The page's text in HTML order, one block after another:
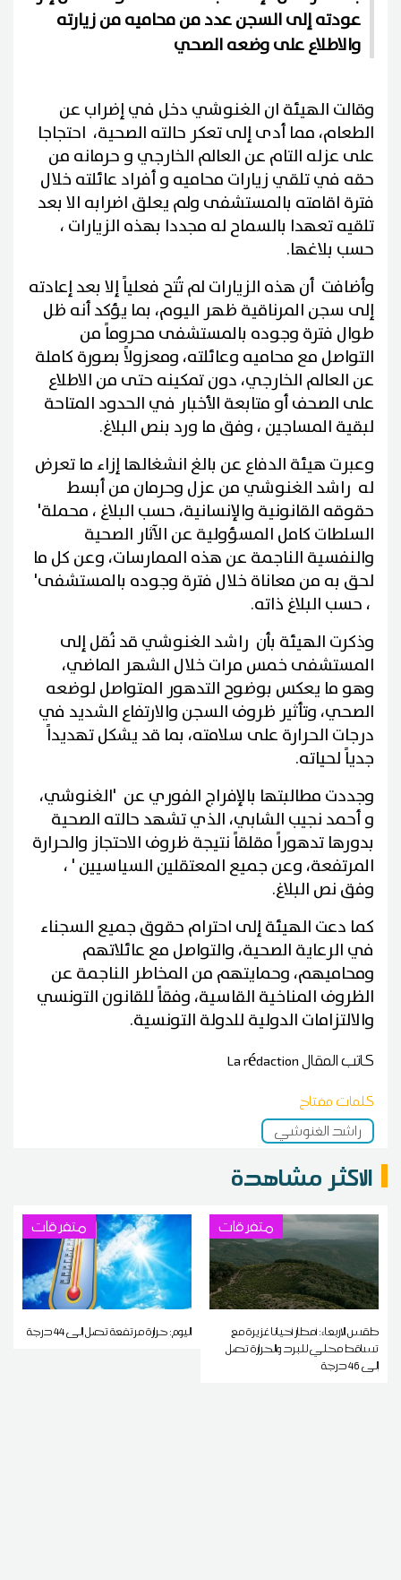
عودته إلى السجن عدد من محاميه من زيارته
والاطلاع على وضعه الصحي
وقالت الهيئة ان الغنوشي دخل في إضراب عن
الطعام، مما أدى إلى تعكر حالته الصحية، احتجاجا
على عزله التام عن العالم الخارجي و حرمانه من
حقه في تلقي زيارات محاميه و أفراد عائلته خلال
فترة اقامته بالمستشفى ولم يعلق اضرابه الا بعد
تلقيه تعهدا بالسماح له مجددا بهذه الزيارات ،
حسب بلاغها.
وأضافت أن هذه الزيارات لم تُتح فعلياً إلا بعد إعادته
إلى سجن المرناقية ظهر اليوم، بما يؤكد أنه ظل
طوال فترة وجوده بالمستشفى محروماً من
التواصل مع محاميه وعائلته، ومعزولاً بصورة كاملة
عن العالم الخارجي، دون تمكينه حتى من الاطلاع
على الصحف أو متابعة الأخبار في الحدود المتاحة
لبقية المساجين ، وفق ما ورد بنص البلاغ.
وعبرت هيئة الدفاع عن بالغ انشغالها إزاء ما تعرض
له راشد الغنوشي من عزل وحرمان من أبسط
حقوقه القانونية والإنسانية، حسب البلاغ ، محملة'
السلطات كامل المسؤولية عن الآثار الصحية
والنفسية الناجمة عن هذه الممارسات، وعن كل ما
لحق به من معاناة خلال فترة وجوده بالمستشفى'
، حسب البلاغ ذاته.
وذكرت الهيئة بأن راشد الغنوشي قد نُقل إلى
المستشفى خمس مرات خلال الشهر الماضي،
وهو ما يعكس بوضوح التدهور المتواصل لوضعه
الصحي، وتأثير ظروف السجن والارتفاع الشديد في
درجات الحرارة على سلامته، بما قد يشكل تهديداً
جدياً لحياته.
وجددت مطالبتها بالإفراج الفوري عن 'الغنوشي،
و أحمد نجيب الشابي، الذي تشهد حالته الصحية
بدورها تدهوراً مقلقاً نتيجة ظروف الاحتجاز والحرارة
المرتفعة، وعن جميع المعتقلين السياسيين ' ،
وفق نص البلاغ.
كما دعت الهيئة إلى احترام حقوق جميع السجناء
في الرعاية الصحية، والتواصل مع عائلاتهم
ومحاميهم، وحمايتهم من المخاطر الناجمة عن
الظروف المناخية القاسية، وفقاً للقانون التونسي
والالتزامات الدولية للدولة التونسية.
كاتب المقالLa rédaction
كلمات مفتاح
راشد الغنوشي
الاكثر مشاهدة
متفرقات
طقس الاربعاء: أمطار أحيانا غزيرة مع
تساقط محلي للبرد والحرارة تصل
إلى 46 درجة
متفرقات
اليوم: حرارة مرتفعة تصل إلى 44 درجة